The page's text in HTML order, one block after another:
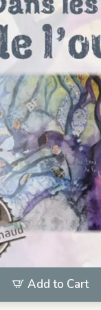
Add to Cart